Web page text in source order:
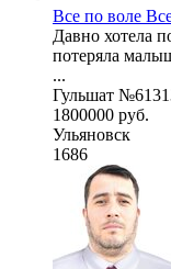
Все по воле
Давно хотела
потеряла
...
Гульшат
1800000 руб.
Ульяновск
1686